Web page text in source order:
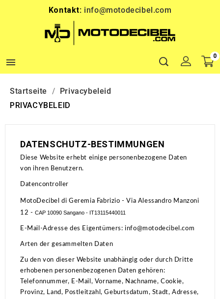
Kontakt: info@motodecibel.com

0
Startseite
Privacybeleid
PRIVACYBELEID
DATENSCHUTZ-BESTIMMUNGEN
Diese Website erhebt einige personenbezogene Daten
von ihren Benutzern.
Datencontroller
MotoDecibel di Geremia Fabrizio - Via Alessandro Manzoni
12 -CAP 10090 Sangano - IT13115440011
E-Mail-Adresse des Eigentümers: info@motodecibel.com
Arten der gesammelten Daten
Zu den von dieser Website unabhängig oder durch Dritte
erhobenen personenbezogenen Daten gehören:
Telefonnummer, E-Mail, Vorname, Nachname, Cookie,
Provinz, Land, Postleitzahl, Geburtsdatum, Stadt, Adresse,